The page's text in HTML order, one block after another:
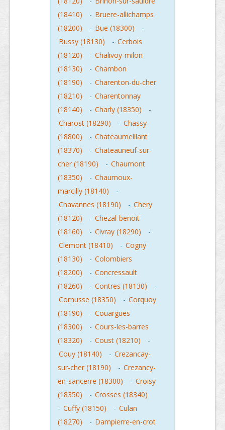
(18410)
- Bruere-allichamps
(18200)
- Bue (18300)
-
Bussy (18130)
- Cerbois
(18120)
- Chalivoy-milon
(18130)
- Chambon
(18190)
- Charenton-du-cher
(18210)
- Charentonnay
(18140)
- Charly (18350)
-
Charost (18290)
- Chassy
(18800)
- Chateaumeillant
(18370)
- Chateauneuf-sur-
cher (18190)
- Chaumont
(18350)
- Chaumoux-
marcilly (18140)
-
Chavannes (18190)
- Chery
(18120)
- Chezal-benoit
(18160)
- Civray (18290)
-
Clemont (18410)
- Cogny
(18130)
- Colombiers
(18200)
- Concressault
(18260)
- Contres (18130)
-
Cornusse (18350)
- Corquoy
(18190)
- Couargues
(18300)
- Cours-les-barres
(18320)
- Coust (18210)
-
Couy (18140)
- Crezancay-
sur-cher (18190)
- Crezancy-
en-sancerre (18300)
- Croisy
(18350)
- Crosses (18340)
- Cuffy (18150) - Culan
(18270)
- Dampierre-en-crot